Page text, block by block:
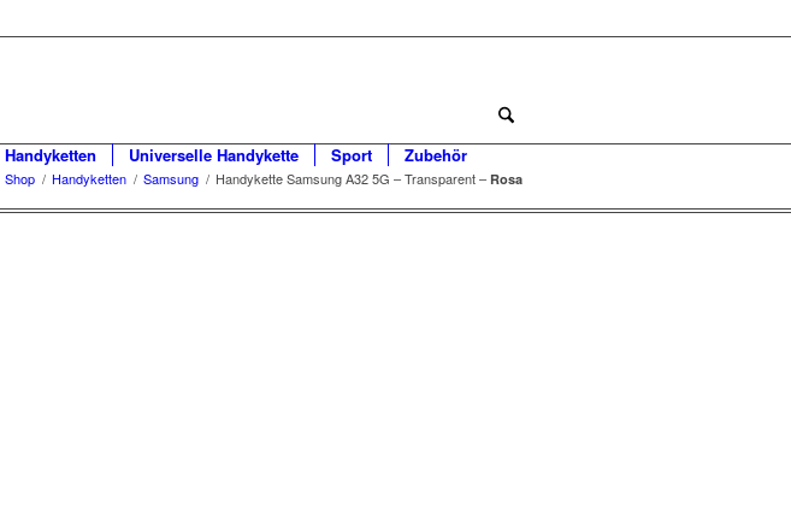
Handyketten Universelle Handykette Sport Zubehör
Shop / Handyketten / Samsung / Handykette Samsung A32 5G – Transparent – Rosa